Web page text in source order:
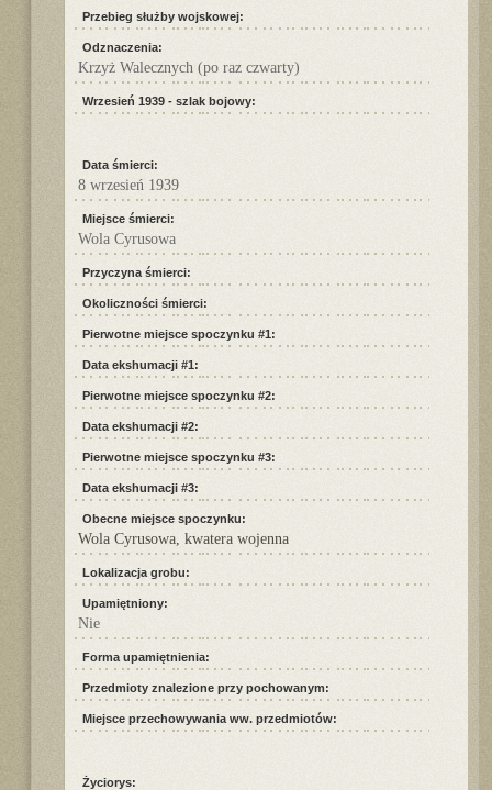
Przebieg służby wojskowej:
Odznaczenia:
Krzyż Walecznych (po raz czwarty)
Wrzesień 1939 - szlak bojowy:
Data śmierci:
8 wrzesień 1939
Miejsce śmierci:
Wola Cyrusowa
Przyczyna śmierci:
Okoliczności śmierci:
Pierwotne miejsce spoczynku #1:
Data ekshumacji #1:
Pierwotne miejsce spoczynku #2:
Data ekshumacji #2:
Pierwotne miejsce spoczynku #3:
Data ekshumacji #3:
Obecne miejsce spoczynku:
Wola Cyrusowa, kwatera wojenna
Lokalizacja grobu:
Upamiętniony:
Nie
Forma upamiętnienia:
Przedmioty znalezione przy pochowanym:
Miejsce przechowywania ww. przedmiotów:
Życiorys: